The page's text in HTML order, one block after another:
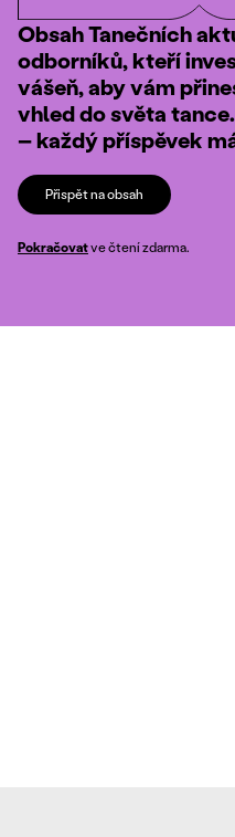
Obsah Tanečních
odborníků, kteří
vášeň, aby vám
vhled do světa
– každý příspěvek
Přispět na obsah
Pokračovatve čtení zdarma.